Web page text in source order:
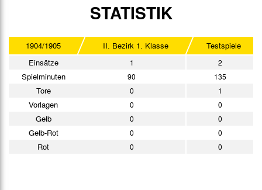
STATISTIK
1904/1905 II. Bezirk 1. Klasse
Testspiele
Einsätze
1 2
Spielminuten 90 135
Tore 0 1
Vorlagen 0 0
Gelb 0 0
Gelb-Rot 0 0
Rot 0 0